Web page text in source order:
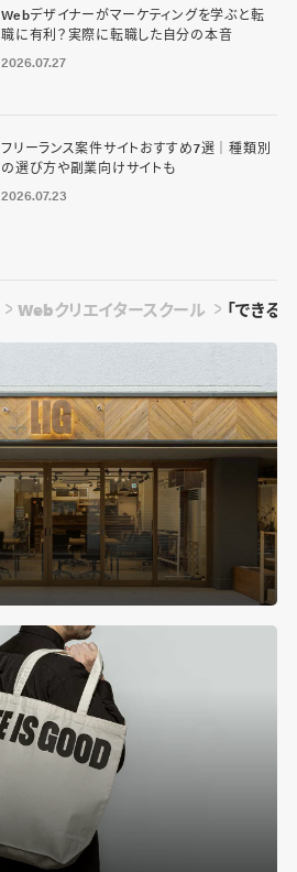
Webデザイナーがマーケティングを学ぶと転
職に有利？実際に転職した自分の本音
2026.07.27
フリーランス案件サイトおすすめ7選｜種類別
の選び方や副業向けサイトも
2026.07.23
Webクリエイタースクール 「できる